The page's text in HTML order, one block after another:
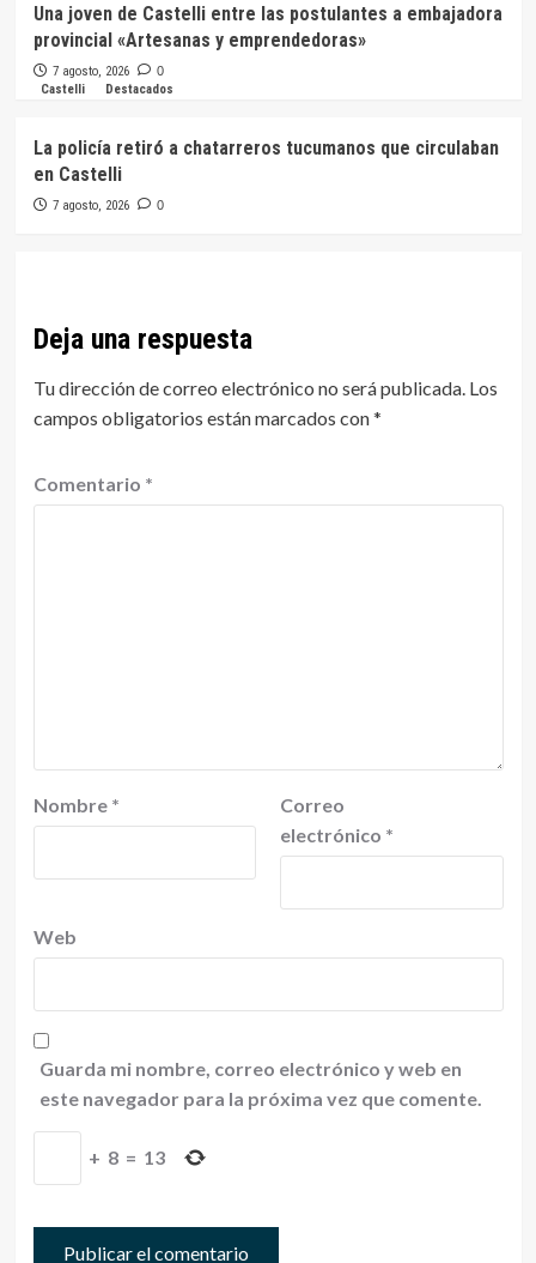
Una joven de Castelli entre las postulantes a embajadora
provincial «Artesanas y emprendedoras»
7 agosto, 2026 0
Castelli Destacados
La policía retiró a chatarreros tucumanos que circulaban
en Castelli
7 agosto, 2026 0
Deja una respuesta
Tu dirección de correo electrónico no será publicada. Los
campos obligatorios están marcados con*
Comentario *
Nombre *
Correo
electrónico *
Web
Guarda mi nombre, correo electrónico y web en
este navegador para la próxima vez que comente.
+ 8 = 13